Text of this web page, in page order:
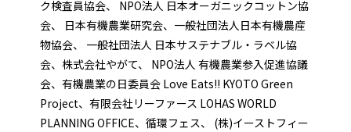
ク検査員協会、
NPO法人 日本オーガニックコットン協
会、
日本有機農業研究会、一般社団法人日本有機農産
物協会、
一般社団法人 日本サステナブル・ラベル協
会、株式会社やがて、
NPO法人 有機農業参入促進協議
会、有機農業の日委員会 Love Eats!! KYOTO Green
Project、有限会社リーファース LOHAS WORLD
PLANNING OFFICE、循環フェス、
(株)イーストフィー